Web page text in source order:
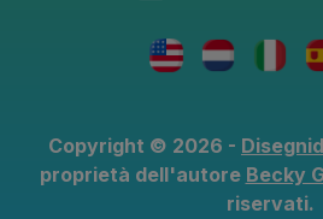
Copyright © 2026 -
proprietà dell'autore Becky
riservati.